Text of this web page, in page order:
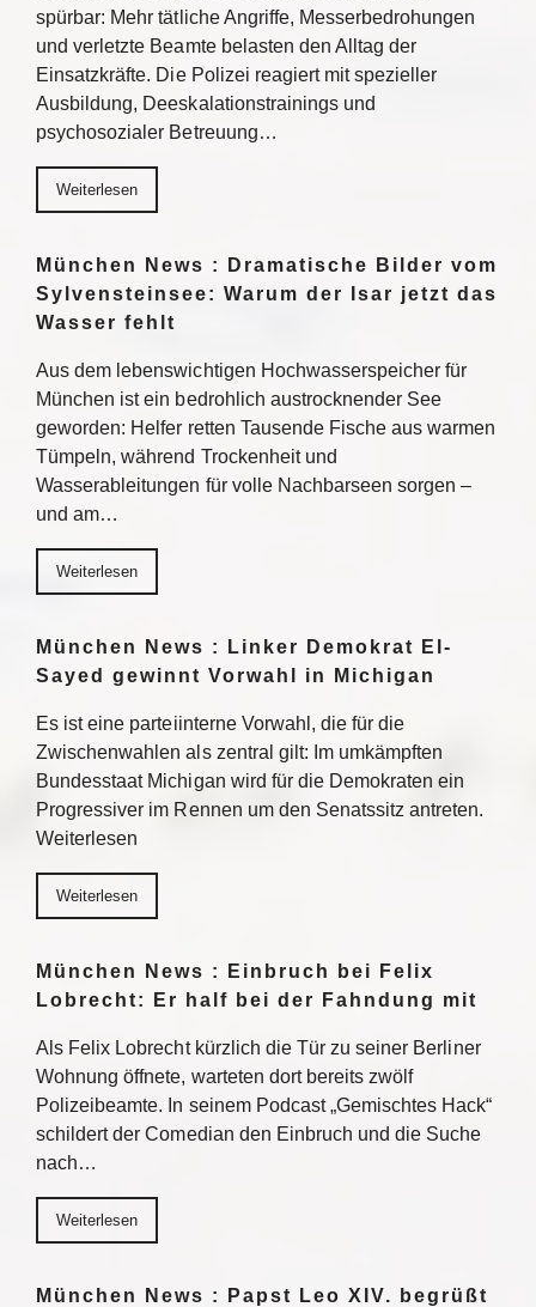
spürbar: Mehr tätliche Angriffe, Messerbedrohungen
und verletzte Beamte belasten den Alltag der
Einsatzkräfte. Die Polizei reagiert mit spezieller
Ausbildung, Deeskalationstrainings und
psychosozialer Betreuung…
Weiterlesen
München News : Dramatische Bilder vom
Sylvensteinsee: Warum der Isar jetzt das
Wasser fehlt
Aus dem lebenswichtigen Hochwasserspeicher für
München ist ein bedrohlich austrocknender See
geworden: Helfer retten Tausende Fische aus warmen
Tümpeln, während Trockenheit und
Wasserableitungen für volle Nachbarseen sorgen –
und am…
Weiterlesen
München News : Linker Demokrat El-
Sayed gewinnt Vorwahl in Michigan
Es ist eine parteiinterne Vorwahl, die für die
Zwischenwahlen als zentral gilt: Im umkämpften
Bundesstaat Michigan wird für die Demokraten ein
Progressiver im Rennen um den Senatssitz antreten.
Weiterlesen
Weiterlesen
München News : Einbruch bei Felix
Lobrecht: Er half bei der Fahndung mit
Als Felix Lobrecht kürzlich die Tür zu seiner Berliner
Wohnung öffnete, warteten dort bereits zwölf
Polizeibeamte. In seinem Podcast „Gemischtes Hack“
schildert der Comedian den Einbruch und die Suche
nach…
Weiterlesen
München News : Papst Leo XIV. begrüßt